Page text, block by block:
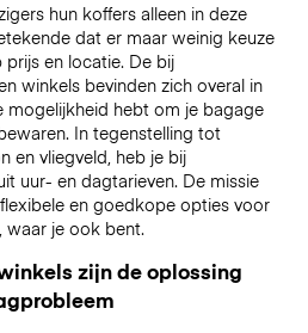
hun koffers alleen in deze
dat er maar weinig keuze
en locatie. De bij
winkels bevinden zich overal in
mogelijkheid hebt om je bagage
In tegenstelling tot
en vliegveld, heb je bij
uur- en dagtarieven. De missie
en goedkope opties voor
waar je ook bent.
zijn de oplossing